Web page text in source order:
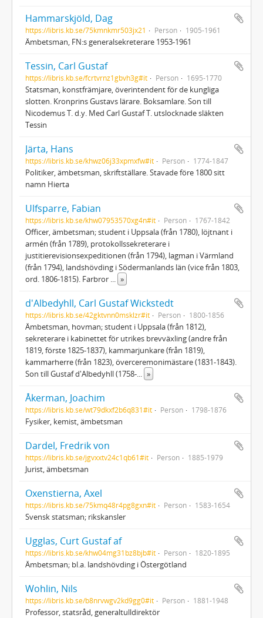
Hammarskjöld, Dag
https://libris.kb.se/75kmnkmr503jx21 Person 1905-1961
Ämbetsman, FN:s generalsekreterare 1953-1961
Tessin, Carl Gustaf
https://libris.kb.se/fcrtvrnz1gbvh3g#it Person 1695-1770
Statsman, konstfrämjare, överintendent för de kungliga
slotten. Kronprins Gustavs lärare. Boksamlare. Son till
Nicodemus T. d.y. Med Carl Gustaf T. utslocknade släkten
Tessin
Järta, Hans
https://libris.kb.se/khwz06j33xpmxfw#it Person 1774-1847
Politiker, ämbetsman, skriftställare. Stavade före 1800 sitt
namn Hierta
Ulfsparre, Fabian
https://libris.kb.se/khw07953570xg4n#it Person 1767-1842
Officer, ämbetsman; student i Uppsala (från 1780), löjtnant i
armén (från 1789), protokollssekreterare i
justitierevisionsexpeditionen (från 1794), lagman i Värmland
(från 1794), landshövding i Södermanlands län (vice från 1803,
ord. 1806-1815). Farbror ... »
d'Albedyhll, Carl Gustaf Wickstedt
https://libris.kb.se/42gktvnn0msklzr#it Person 1800-1856
Ämbetsman, hovman; student i Uppsala (från 1812),
sekreterare i kabinettet för utrikes brevväxling (andre från
1819, förste 1825-1837), kammarjunkare (från 1819),
kammarherre (från 1823), överceremonimästare (1831-1843).
Son till Gustaf d'Albedyhll (1758-... »
Åkerman, Joachim
https://libris.kb.se/wt79dkxf2b6q831#it Person 1798-1876
Fysiker, kemist, ämbetsman
Dardel, Fredrik von
https://libris.kb.se/jgvxxtv24c1qb61#it Person 1885-1979
Jurist, ämbetsman
Oxenstierna, Axel
https://libris.kb.se/75kmq48r4pg8gxn#it Person 1583-1654
Svensk statsman; rikskansler
Ugglas, Curt Gustaf af
https://libris.kb.se/khw04mg31bz8bjb#it Person 1820-1895
Ämbetsman; bl.a. landshövding i Östergötland
Wohlin, Nils
https://libris.kb.se/b8nrvwgv2kd9gg0#it Person 1881-1948
Professor, statsråd, generaltulldirektör